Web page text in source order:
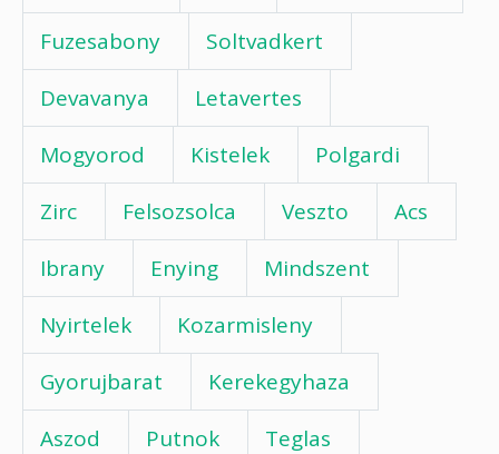
Fuzesabony
Soltvadkert
Devavanya
Letavertes
Mogyorod
Kistelek
Polgardi
Zirc
Felsozsolca Veszto
Acs
Ibrany
Enying
Mindszent
Nyirtelek
Kozarmisleny
Gyorujbarat
Kerekegyhaza
Aszod
Putnok
Teglas